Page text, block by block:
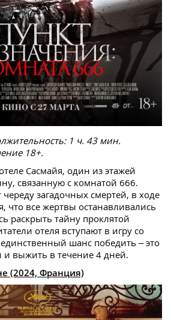
1 ч. 43 мин.
18+.
Сасмайя, один из этажей
связанную с комнатой 666.
загадочных смертей, в ходе
что все жертвы останавливались
раскрыть тайну проклятой
отеля вступают в игру со
шанс победить – это
и выжить в течение 4 дней.
(2024, Франция)